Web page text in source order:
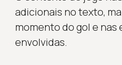
adicionais no texto,
momento do gol e nas
envolvidas.